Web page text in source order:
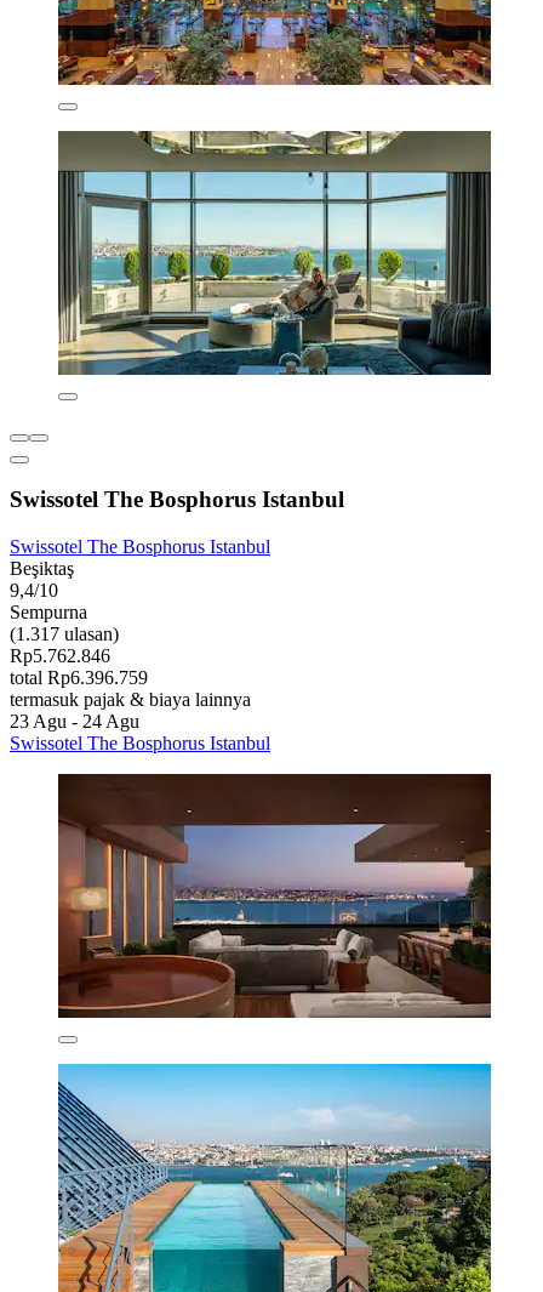
Swissotel The Bosphorus Istanbul
Swissotel The Bosphorus Istanbul
Beşiktaş
9,4/10
Sempurna
(1.317 ulasan)
Rp5.762.846
total Rp6.396.759
termasuk pajak & biaya lainnya
23 Agu - 24 Agu
Swissotel The Bosphorus Istanbul